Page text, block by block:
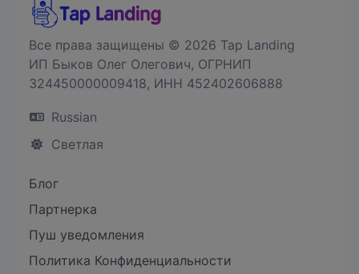
Все права защищены © 2026 Tap Landing
ИП Быков Олег Олегович, ОГРНИП
324450000009418, ИНН 452402606888
Russian
Светлая
Блог
Партнерка
Пуш уведомления
Политика Конфиденциальности